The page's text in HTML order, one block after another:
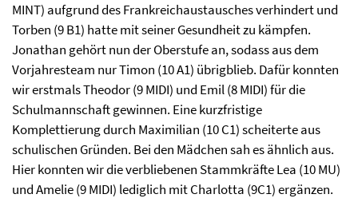
MINT) aufgrund des Frankreichaustausches verhindert und
Torben (9 B1) hatte mit seiner Gesundheit zu kämpfen.
Jonathan gehört nun der Oberstufe an, sodass aus dem
Vorjahresteam nur Timon (10 A1) übrigblieb. Dafür konnten
wir erstmals Theodor (9 MIDI) und Emil (8 MIDI) für die
Schulmannschaft gewinnen. Eine kurzfristige
Komplettierung durch Maximilian (10 C1) scheiterte aus
schulischen Gründen. Bei den Mädchen sah es ähnlich aus.
Hier konnten wir die verbliebenen Stammkräfte Lea (10 MU)
und Amelie (9 MIDI) lediglich mit Charlotta (9C1) ergänzen.